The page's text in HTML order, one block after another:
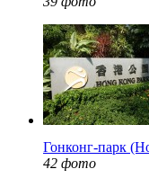
Гонконг-парк
42 фото